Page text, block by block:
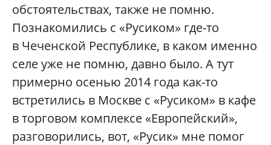
обстоятельствах, также не помню.
Познакомились с «Русиком» где-то
в Чеченской Республике, в каком именно
селе уже не помню, давно было. А тут
примерно осенью 2014 года как-то
встретились в Москве с «Русиком» в кафе
в торговом комплексе «Европейский»,
разговорились, вот, «Русик» мне помог